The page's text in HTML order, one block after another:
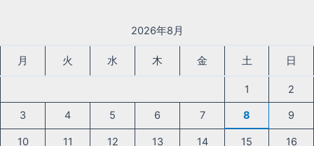
2026年8月
月 火 水 木 金 土 日
1 2
3 4 5 6 7 8 9
10 11 12 13 14 15 16